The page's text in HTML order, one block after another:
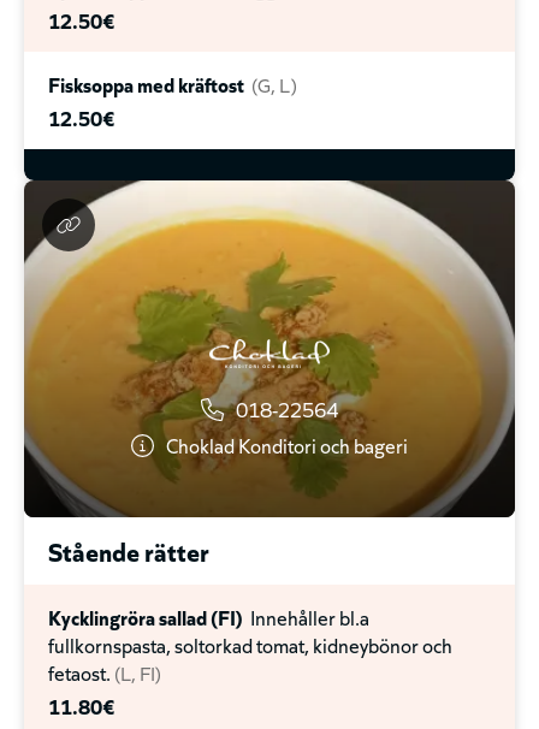
med husets tacosås och Doritos
Bygg din egen sallad
13.70€
12.50€
Fisksoppa med kräftost G L
12.50€
018-22564
Choklad Konditori och bageri
Stående rätter
Kycklingröra sallad (FI) Innehåller bl.a
fullkornspasta, soltorkad tomat, kidneybönor och
fetaost. L FI
11.80€